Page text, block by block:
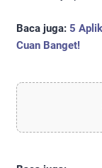
Baca juga: 5
Cuan Banget!